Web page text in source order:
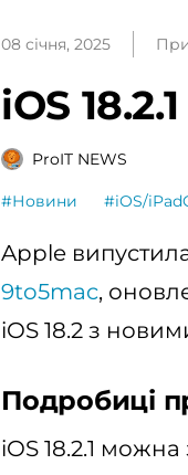
08 січня, 2025
iOS
ProIT NEWS
#Новини #iOS/
Apple
9to5mac,
iOS 18.2 з
Подробиці
iOS 18.2.1